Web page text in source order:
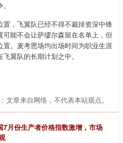
置，飞翼队已经不得不裁掉资深中锋
能不会让萨缪尔森留在名单上，但
。麦考恩场均出场时间为职业生涯
翼队的长期计划之中。
文章来自网络，不代表本站观点。
7月份生产者价格指数激增，市场